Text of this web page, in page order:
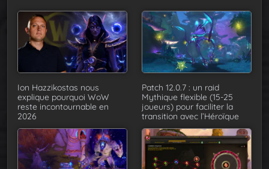
Ion Hazzikostas nous
explique pourquoi WoW
reste incontournable en
2026
Patch 12.0.7 : un raid
Mythique flexible (15-25
joueurs) pour faciliter la
transition avec l’Héroïque